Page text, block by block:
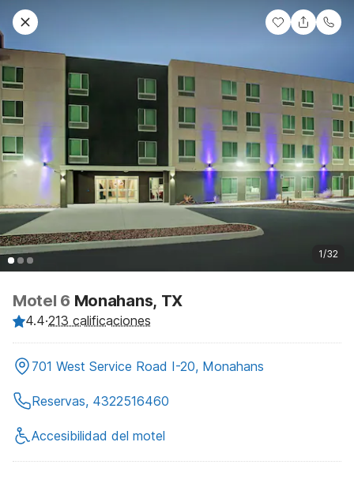
1/32
Motel 6 Monahans, TX
4.4·213 calificaciones
701 West Service Road I-20, Monahans
Reservas, 4322516460
Accesibilidad del motel